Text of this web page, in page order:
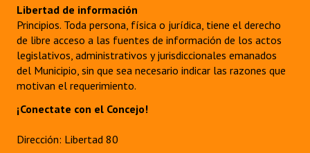
Libertad de información
Principios. Toda persona, física o jurídica, tiene el derecho
de libre acceso a las fuentes de información de los actos
legislativos, administrativos y jurisdiccionales emanados
del Municipio, sin que sea necesario indicar las razones que
motivan el requerimiento.
¡Conectate con el Concejo!
Dirección: Libertad 80